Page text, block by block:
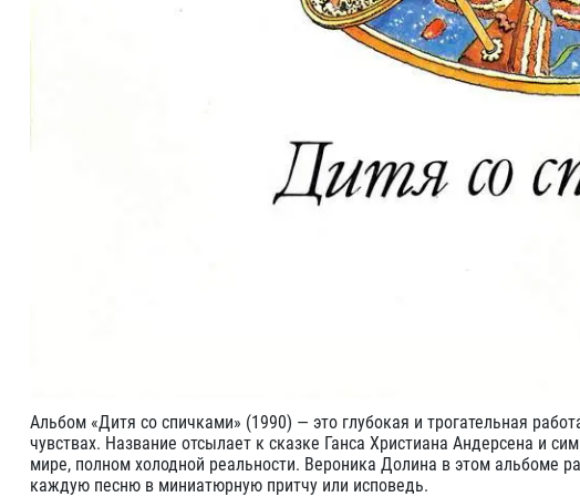
Альбом «Дитя со спичками» (1990) — это глубокая и трогательная
чувствах. Название отсылает к сказке Ганса Христиана Андерсена и
мире, полном холодной реальности. Вероника Долина в этом альбоме
каждую песню в миниатюрную притчу или исповедь.